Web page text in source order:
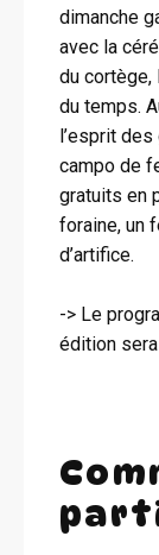
dimanche
avec la
du
du temps.
l’esprit
campo de
gratuits en
foraine, un
d’artifice.
-> Le
édition